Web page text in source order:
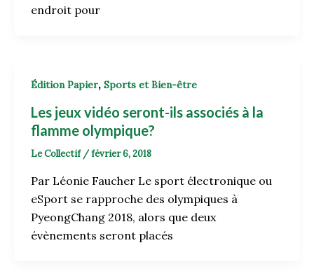
endroit pour
Édition Papier, Sports et Bien-être
Les jeux vidéo seront-ils associés à la
flamme olympique?
Le Collectif /février 6, 2018
Par Léonie Faucher Le sport électronique ou
eSport se rapproche des olympiques à
PyeongChang 2018, alors que deux
évènements seront placés